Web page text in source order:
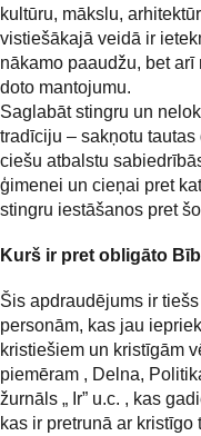
kultūru, mākslu,
vistiešākajā veidā ir
nākamo paaudžu, bet
doto mantojumu.
Saglabāt stingru un
tradīciju – sakņotu
ciešu atbalstu
ģimenei un cieņai pret
stingru iestāšanos pret
Kurš ir pret obligāto
Šis apdraudējums ir
personām, kas jau
kristiešiem un kristīgām
piemēram , Delna,
žurnāls „ Ir” u.c. , kas
kas ir pretrunā ar